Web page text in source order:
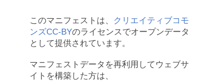
このマニフェストは、
クリエイティブコモ
ンズCC-BYのライセンスでオープンデータ
として提供されています。
マニフェストデータを再利用してウェブサ
イトを構築した方は、